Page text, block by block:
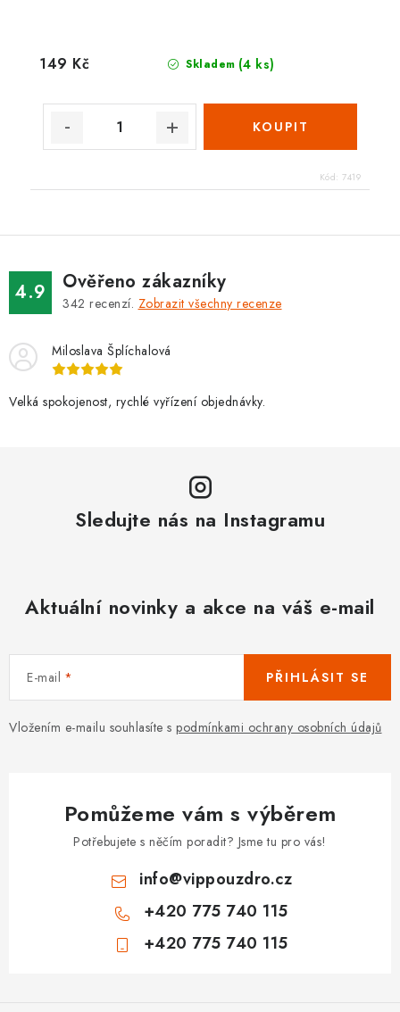
Skladem (4 ks)
149 Kč
Kód: 7419
4.9 Ověřeno zákazníky
342 recenzí. Zobrazit všechny recenze
Miloslava Šplíchalová
Velká spokojenost, rychlé vyřízení objednávky.
Sledujte nás na Instagramu
Aktuální novinky a akce na váš e-mail
E-mail
Vložením e-mailu souhlasíte s podmínkami ochrany osobních údajů
PŘIHLÁSIT SE
Pomůžeme vám s výběrem
Potřebujete s něčím poradit? Jsme tu pro vás!
info@vippouzdro.cz
+420 775 740 115
+420 775 740 115